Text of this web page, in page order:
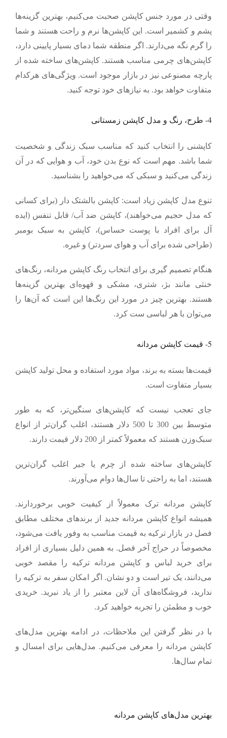
وقتی در مورد جنس کاپشن صحبت می‌کنیم، بهترین گزینه‌ها
پشم و کشمیر است. این کاپشن‌ها نرم و راحت هستند و شما
را گرم نگه می‌دارند. اگر منطقه شما دمای بسیار پایینی دارد،
کاپشن‌های چرمی مناسب هستند. کاپشن‌های ساخته شده از
پارچه مصنوعی نیز در بازار موجود است. ویژگی‌های هرکدام
متفاوت خواهد بود. به نیازهای خود توجه کنید.
4- طرح، رنگ و مدل کاپشن زمستانی
کاپشنی را انتخاب کنید که مناسب سبک زندگی و شخصیت
شما باشد. مهم است که نوع بدن خود، آب و هوایی که در آن
زندگی می‌کنید و سبکی که می‌خواهید را بشناسید.
تنوع مدل کاپشن زیاد است: کاپشن بالشتک دار (برای کسانی
که مدل حجیم می‌خواهند)، کاپشن ضد آب/ قابل تنفس (ایده
آل برای افراد با پوست حساس)، کاپشن به سبک بومبر
(طراحی شده برای آب و هوای سردتر) و غیره.
هنگام تصمیم گیری برای انتخاب رنگ کاپشن مردانه، رنگ‌های
خنثی مانند بژ، شتری، مشکی و قهوه‌ای بهترین گزینه‌ها
هستند. بهترین چیز در مورد این رنگ‌ها این است که آن‌ها را
می‌توان با هر لباسی ست کرد.
5- قیمت کاپشن مردانه
قیمت‌ها بسته به برند، مواد مورد استفاده و محل تولید کاپشن
بسیار متفاوت است.
جای تعجب نیست که کاپشن‌های سنگین‌تر، که به طور
متوسط
بین 300 تا 500 دلار هستند، اغلب گران‌تر از انواع
سبک‌وزن هستند که معمولاً کمتر از 200 دلار قیمت دارند.
کاپشن‌های ساخته شده از چرم یا جیر اغلب گران‌ترین
هستند، اما به راحتی تا سال‌ها دوام می‌آورند.
کاپشن مردانه ترک معمولاً از کیفیت خوبی برخوردارند.
همیشه انواع کاپشن مردانه جدید از برندهای مختلف مطابق
فصل در بازار ترکیه به قیمت مناسب به وفور یافت می‌شود،
مخصوصاً در حراج آخر فصل. به همین دلیل بسیاری از افراد
برای خرید لباس و کاپشن مردانه ترکیه را مقصد خوبی
می‌دانند، یک تیر است و دو نشان. اگر امکان سفر به ترکیه را
ندارید، فروشگاه‌های آن لاین معتبر را از یاد نبرید. خریدی
خوب و مطمئن را تجربه خواهید کرد.
با در نظر گرفتن این ملاحظات، در ادامه بهترین مدل‌های
کاپشن مردانه را معرفی می‌کنیم. مدل‌هایی برای امسال و
تمام سال‌ها.
بهترین مدل‌های کاپشن مردانه